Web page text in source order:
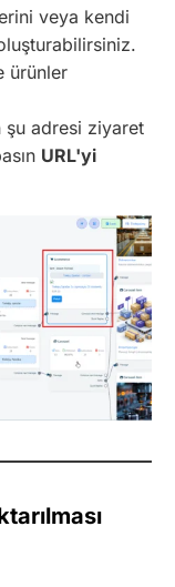
veya kendi
ürünler
şu adresi ziyaret
URL'yi